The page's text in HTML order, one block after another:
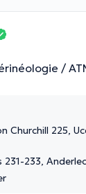
/
Churchill 225,
231-233,